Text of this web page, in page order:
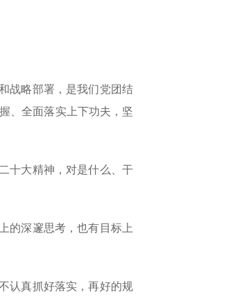
战略部署，是我们党团结
、全面落实上下功夫，坚
十大精神，对是什么、干
的深邃思考，也有目标上
认真抓好落实，再好的规